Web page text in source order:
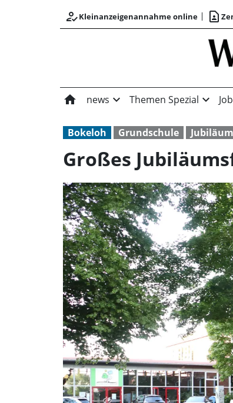
how_to_regKleinanzeigenannahme online contact_page
home news expand_more Themen Spezial expand_more
Bokeloh Grundschule Jubiläum
Großes